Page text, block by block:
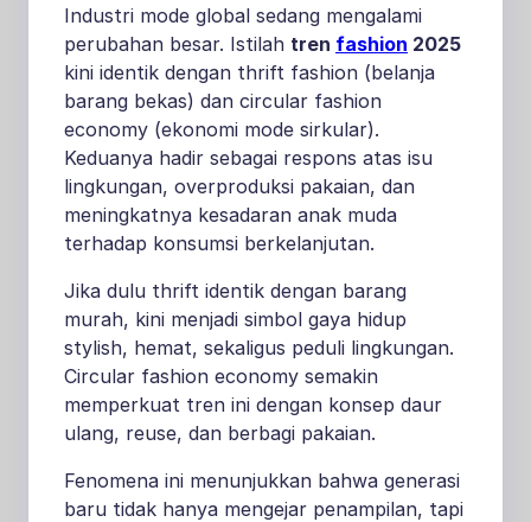
Industri mode global sedang mengalami
perubahan besar. Istilah tren fashion 2025
kini identik dengan thrift fashion (belanja
barang bekas) dan circular fashion
economy (ekonomi mode sirkular).
Keduanya hadir sebagai respons atas isu
lingkungan, overproduksi pakaian, dan
meningkatnya kesadaran anak muda
terhadap konsumsi berkelanjutan.
Jika dulu thrift identik dengan barang
murah, kini menjadi simbol gaya hidup
stylish, hemat, sekaligus peduli lingkungan.
Circular fashion economy semakin
memperkuat tren ini dengan konsep daur
ulang, reuse, dan berbagi pakaian.
Fenomena ini menunjukkan bahwa generasi
baru tidak hanya mengejar penampilan, tapi